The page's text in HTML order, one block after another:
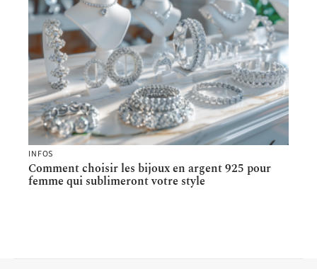
INFOS
Comment choisir les bijoux en argent 925 pour
femme qui sublimeront votre style